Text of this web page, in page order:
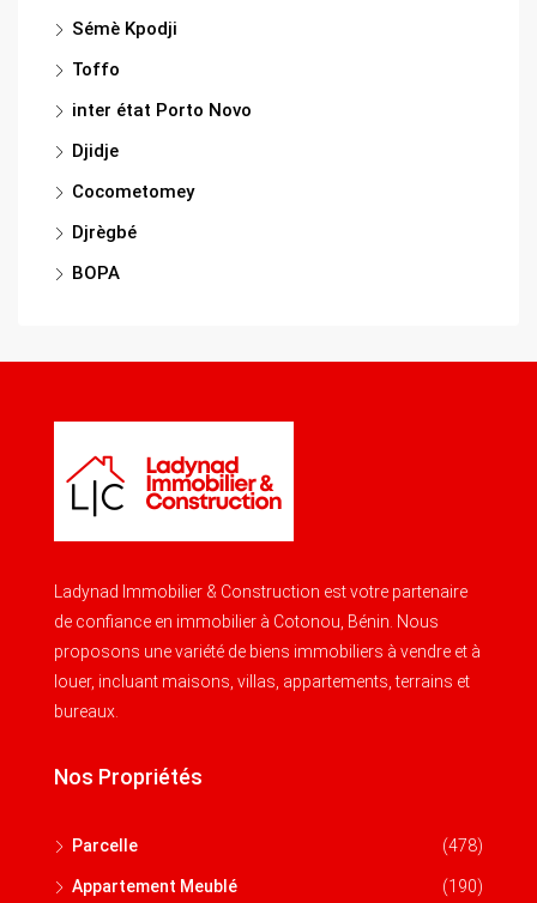
Sémè Kpodji
Toffo
inter état Porto Novo
Djidje
Cocometomey
Djrègbé
BOPA
Ladynad Immobilier & Construction est votre partenaire
de confiance en immobilier à Cotonou, Bénin. Nous
proposons une variété de biens immobiliers à vendre et à
louer, incluant maisons, villas, appartements, terrains et
bureaux.
Nos Propriétés
Parcelle (478)
Appartement Meublé (190)